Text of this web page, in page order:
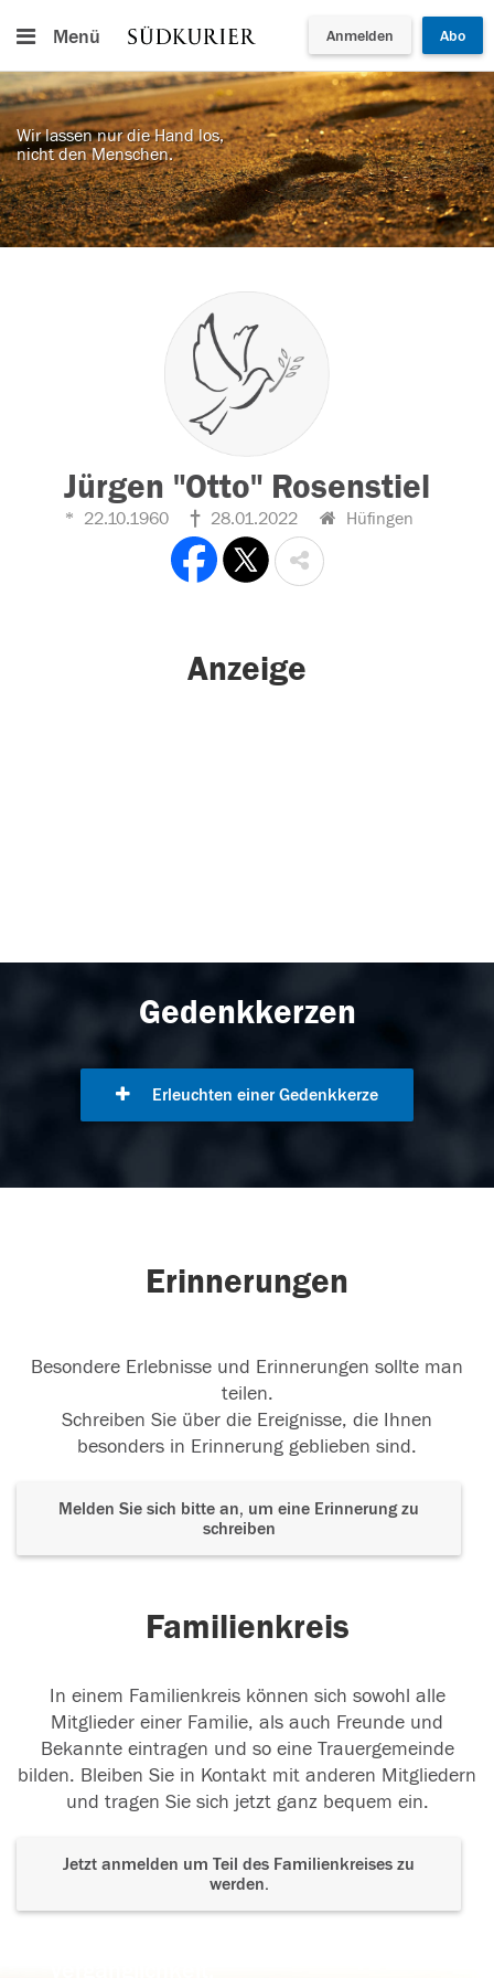
Menü Anmelden Abo
Wir lassen nur die Hand los,
nicht den Menschen.
Jürgen "Otto" Rosenstiel
22.10.1960 28.01.2022 Hüfingen
Anzeige
Gedenkkerzen
Erleuchten einer Gedenkkerze
Erinnerungen
Besondere Erlebnisse und Erinnerungen sollte man
teilen.
Schreiben Sie über die Ereignisse, die Ihnen
besonders in Erinnerung geblieben sind.
Melden Sie sich bitte an, um eine Erinnerung zu
schreiben
Familienkreis
In einem Familienkreis können sich sowohl alle
Mitglieder einer Familie, als auch Freunde und
Bekannte eintragen und so eine Trauergemeinde
bilden. Bleiben Sie in Kontakt mit anderen Mitgliedern
und tragen Sie sich jetzt ganz bequem ein.
Jetzt anmelden um Teil des Familienkreises zu
werden.